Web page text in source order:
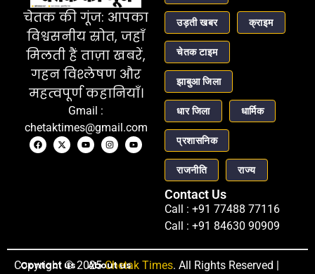
चेतक की गूंज: आपका
विश्वसनीय स्रोत, जहाँ
मिलती हैं ताज़ा खबरें,
गहन विश्लेषण और
महत्वपूर्ण कहानियाँ।
Gmail :
chetaktimes@gmail.com
उड़ती खबर क्राइम
चेतक टाइम
झाबुआ जिला
धार जिला धार्मिक
प्रशासनिक
राजनीति राज्य
Contact Us
Call : +91 77488 77116
Call : +91 84630 90909
Contact us About us
Copyright © 2025Chetak Times. All Rights Reserved |